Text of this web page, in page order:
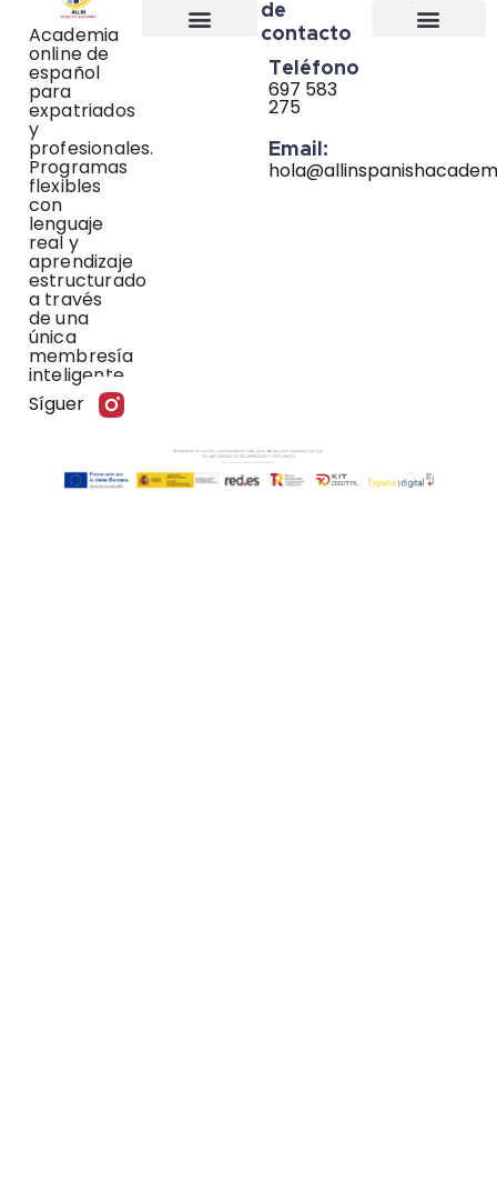
Academia
online de
español
para
expatriados
y
profesionales.
Programas
flexibles
con
lenguaje
real y
aprendizaje
estructurado
a través
de una
única
membresía
inteligente.
Síguenos:
de
contacto
Teléfono
697 583
275
Email: